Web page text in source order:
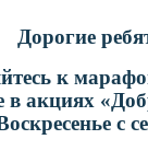
Дорогие
к
в акциях
с